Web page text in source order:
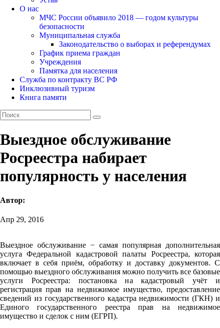
О нас
МЧС России объявило 2018 — годом культуры
безопасности
Муниципальная служба
Законодательство о выборах и референдумах
График приема граждан
Учреждения
Памятка для населения
Служба по контракту ВС РФ
Инклюзивный туризм
Книга памяти
Выездное обслуживание
Росреестра набирает
популярность у населения
Автор:
Апр 29, 2016
Выездное обслуживание − самая популярная дополнительная
услуга Федеральной кадастровой палаты Росреестра, которая
включает в себя приём, обработку и доставку документов. С
помощью выездного обслуживания можно получить все базовые
услуги Росреестра: постановка на кадастровый учёт и
регистрация прав на недвижимое имущество, предоставление
сведений из государственного кадастра недвижимости (ГКН) и
Единого государственного реестра прав на недвижимое
имущество и сделок с ним (ЕГРП).